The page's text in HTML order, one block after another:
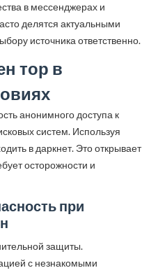
в мессенджерах и
делятся актуальными
источника ответственно.
тор в
анонимного доступа к
систем. Используя
в даркнет. Это открывает
осторожности и
при
защиты.
с незнакомыми